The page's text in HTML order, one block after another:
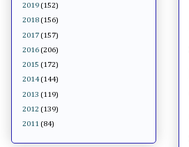
2019 (152)
2018 (156)
2017 (157)
2016 (206)
2015 (172)
2014 (144)
2013 (119)
2012 (139)
2011 (84)